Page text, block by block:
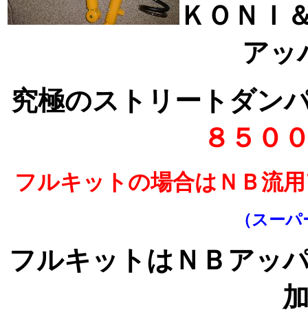
ＫＯＮＩ
アッ
究極のストリートダ
８５０
フルキットの場合はＮＢ流
（スー
フルキットはＮＢアッ